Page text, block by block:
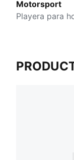
Motorsport
Playera para